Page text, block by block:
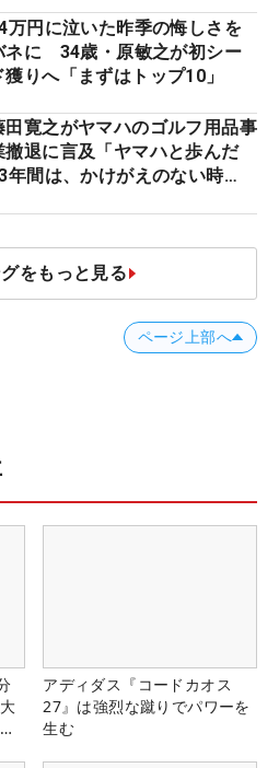
万円に泣いた昨季の悔しさを
ネに 34歳・原敏之が初シー
獲りへ「まずはトップ10」
田寛之がヤマハのゴルフ用品事
撤退に言及「ヤマハと歩んだ
年間は、かけがえのない時
をもっと見る
ページ上部へ
アディダス『コードカオス
27』は強烈な蹴りでパワーを
生む